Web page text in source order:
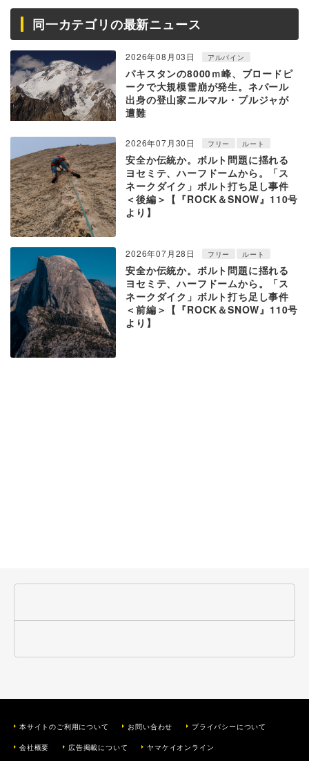
同一カテゴリの最新ニュース
2026年08月03日 アルパイン
パキスタンの8000ｍ峰、ブロードピ
ークで大規模雪崩が発生。ネパール
出身の登山家ニルマル・プルジャが
遭難
2026年07月30日 フリー ルート
安全か伝統か。ボルト問題に揺れる
ヨセミテ、ハーフドームから。「ス
ネークダイク」ボルト打ち足し事件
＜後編＞【『ROCK＆SNOW』110号
より】
2026年07月28日 フリー ルート
安全か伝統か。ボルト問題に揺れる
ヨセミテ、ハーフドームから。「ス
ネークダイク」ボルト打ち足し事件
＜前編＞【『ROCK＆SNOW』110号
より】
本サイトのご利用について お問い合わせ プライバシーについて
会社概要 広告掲載について ヤマケイオンライン